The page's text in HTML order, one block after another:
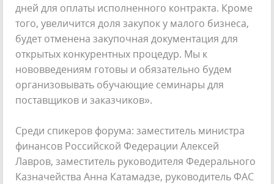
дней для оплаты исполненного контракта. Кроме
того, увеличится доля закупок у малого бизнеса,
будет отменена закупочная документация для
открытых конкурентных процедур. Мы к
нововведениям готовы и обязательно будем
организовывать обучающие семинары для
поставщиков и заказчиков».
Среди спикеров форума: заместитель министра
финансов Российской Федерации Алексей
Лавров, заместитель руководителя Федерального
Казначейства Анна Катамадзе, руководитель ФАС